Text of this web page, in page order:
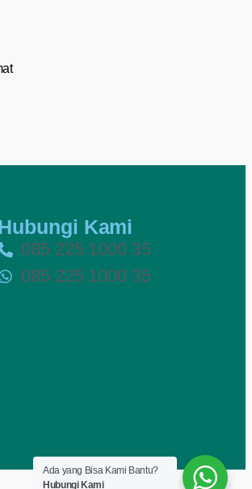
Kami
085 225 1000 35
085 225 1000 35
Ada yang Bisa Kami Bantu?
Hubungi Kami